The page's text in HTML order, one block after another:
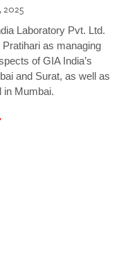
2025
Laboratory Pvt. Ltd.
as managing
of GIA India’s
and Surat, as well as
in Mumbai.